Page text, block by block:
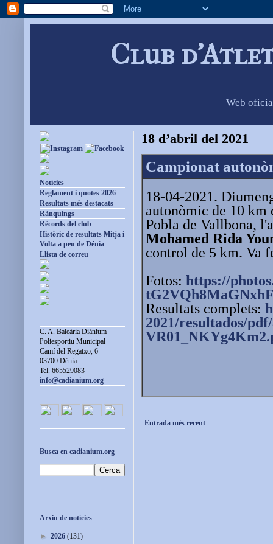
Club
Web
18 d’abril del 2021
Campionat
18-04-2021.
autonòmic de 10
Pobla de Vallbona,
Mohamed Rida
control de 5 km. Va
Fotos: https://
Resultats complets:
2021/resultados/
Entrada més recent
Notícies
Reglament i quotes 2026
Resultats més destacats
Rànquings
Rècords del club
Històric de resultats Mitja i
Volta a peu de Dénia
Llista de correu
C. A. Baleària Diànium
Poliesportiu Municipal
Camí del Regatxo, 6
03700 Dénia
Tel. 665529083
info@cadianium.org
Busca en cadianium.org
Arxiu de notícies
► 2026 (131)